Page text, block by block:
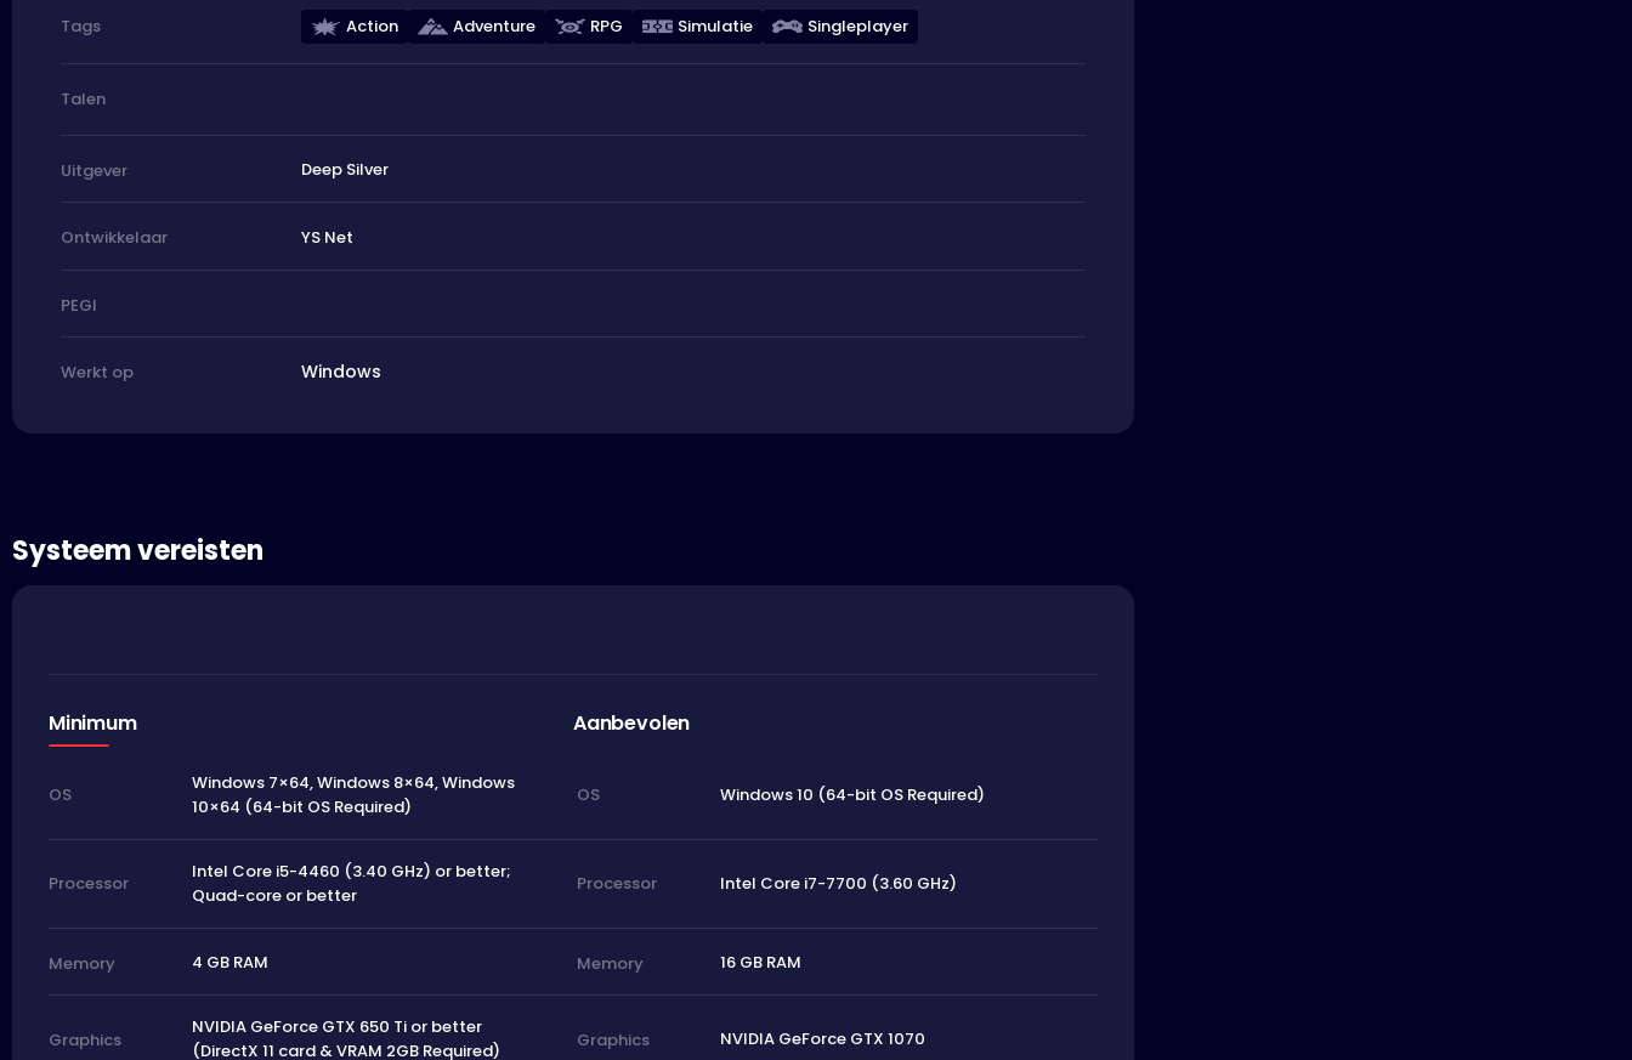
Tags Action Adventure RPG Simulatie Singleplayer
Talen
Uitgever Deep Silver
Ontwikkelaar YS Net
PEGI
Werkt op Windows
Systeem vereisten
Minimum Aanbevolen
OS
Windows 7×64, Windows 8×64, Windows
10×64 (64-bit OS Required)
OS Windows 10 (64-bit OS Required)
Processor
Intel Core i5-4460 (3.40 GHz) or better;
Quad-core or better
Processor Intel Core i7-7700 (3.60 GHz)
Memory 4 GB RAM Memory 16 GB RAM
Graphics
NVIDIA GeForce GTX 650 Ti or better
(DirectX 11 card & VRAM 2GB Required)
Graphics NVIDIA GeForce GTX 1070